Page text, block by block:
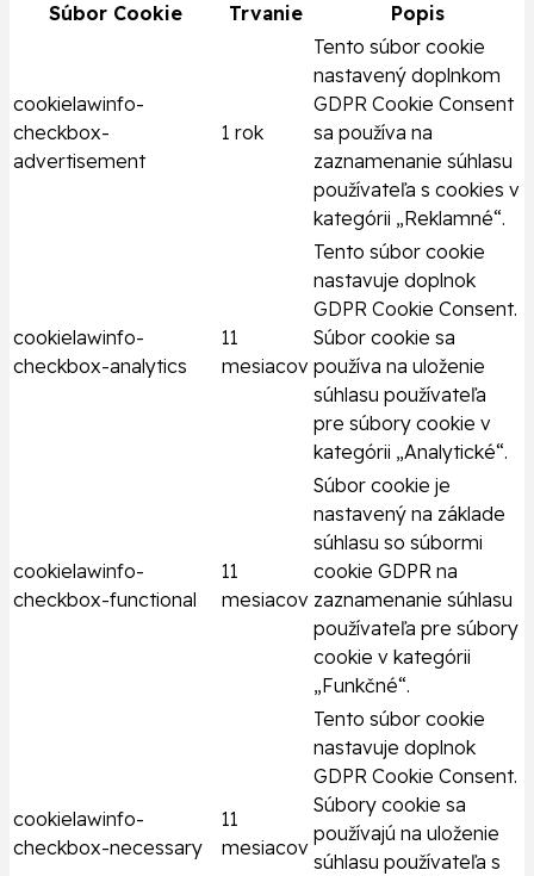
Súbor Cookie
Trvanie Popis
cookielawinfo-
checkbox-
advertisement
1 rok
Tento súbor cookie
nastavený doplnkom
GDPR Cookie Consent
sa používa na
zaznamenanie súhlasu
používateľa s cookies v
kategórii „Reklamné“.
cookielawinfo-
checkbox-analytics
11
mesiacov
Tento súbor cookie
nastavuje doplnok
GDPR Cookie Consent.
Súbor cookie sa
používa na uloženie
súhlasu používateľa
pre súbory cookie v
kategórii „Analytické“.
cookielawinfo-
checkbox-functional
11
mesiacov
Súbor cookie je
nastavený na základe
súhlasu so súbormi
cookie GDPR na
zaznamenanie súhlasu
používateľa pre súbory
cookie v kategórii
„Funkčné“.
cookielawinfo-
checkbox-necessary
11
mesiacov
Tento súbor cookie
nastavuje doplnok
GDPR Cookie Consent.
Súbory cookie sa
používajú na uloženie
súhlasu používateľa s